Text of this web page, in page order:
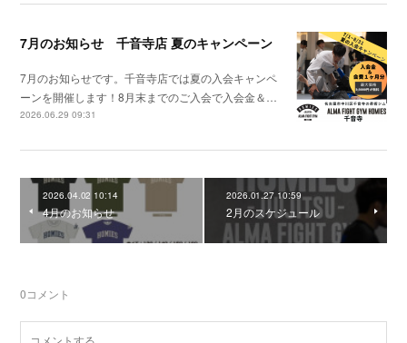
7月のお知らせ 千音寺店 夏のキャンペーン
7月のお知らせです。千音寺店では夏の入会キャンペ
ーンを開催します！8月末までのご入会で入会金＆…
2026.06.29 09:31
2026.04.02 10:14
4月のお知らせ
2026.01.27 10:59
2月のスケジュール
0コメント